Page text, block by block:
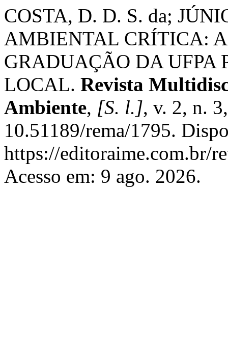
COSTA, D. D. S. da;
AMBIENTAL CRÍTICA:
GRADUAÇÃO DA UFPA
LOCAL. Revista
Ambiente, [S. l.], v. 2, n.
10.51189/rema/1795.
https://editoraime.com.br/
Acesso em: 9 ago. 2026.